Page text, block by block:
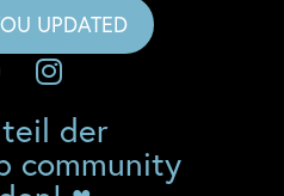
der
community
UPDATED